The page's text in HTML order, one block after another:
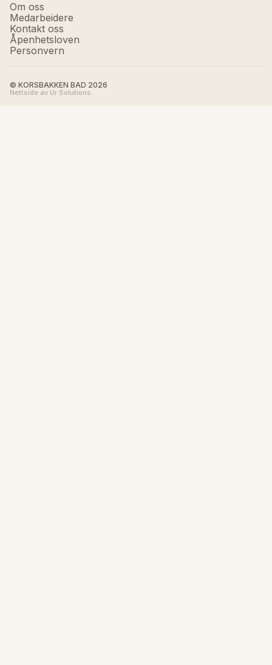
Om oss
Medarbeidere
Kontakt oss
Åpenhetsloven
Personvern
© KORSBAKKEN BAD 2026
Nettside av Ur Solutions